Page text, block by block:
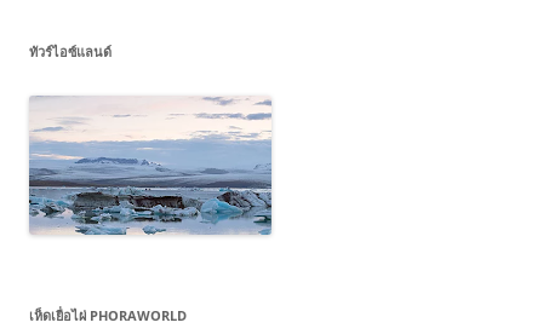
ทัวร์ไอซ์แลนด์
เห็ดเยื่อไผ่ PHORAWORLD